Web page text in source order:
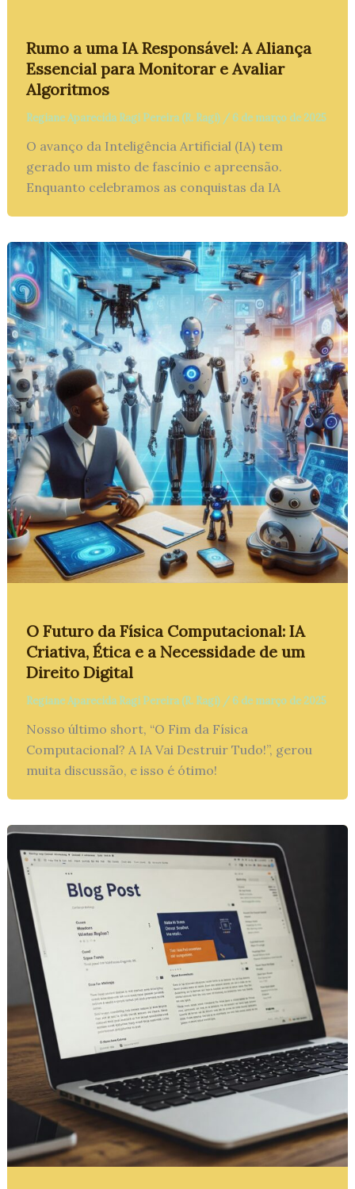
Rumo a uma IA Responsável: A Aliança
Essencial para Monitorar e Avaliar
Algoritmos
Regiane Aparecida Ragi Pereira (R. Ragi) / 6 de março de 2025
O avanço da Inteligência Artificial (IA) tem
gerado um misto de fascínio e apreensão.
Enquanto celebramos as conquistas da IA
O Futuro da Física Computacional: IA
Criativa, Ética e a Necessidade de um
Direito Digital
Regiane Aparecida Ragi Pereira (R. Ragi) / 6 de março de 2025
Nosso último short, “O Fim da Física
Computacional? A IA Vai Destruir Tudo!”, gerou
muita discussão, e isso é ótimo!